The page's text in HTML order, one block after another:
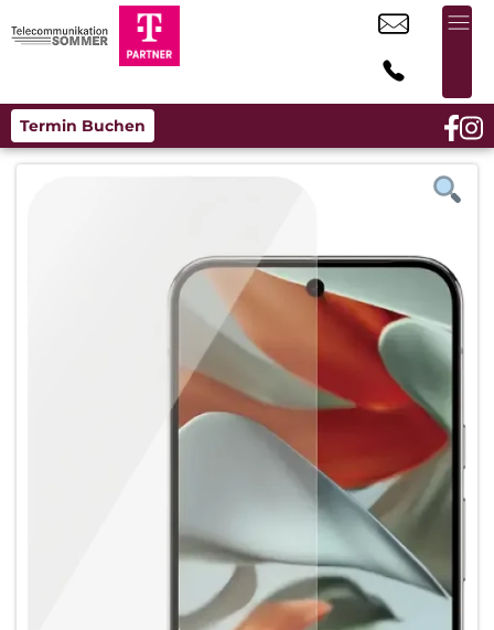
Termin Buchen